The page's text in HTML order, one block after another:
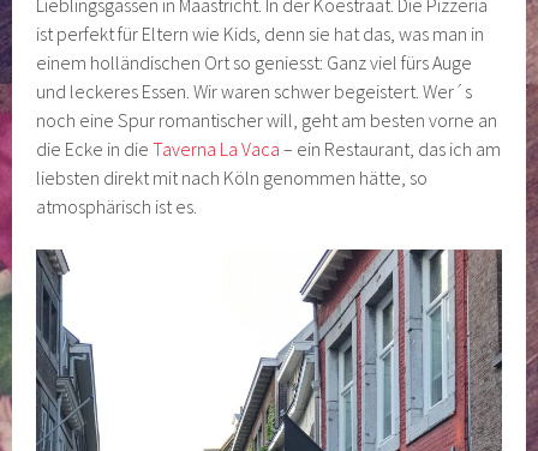
ist perfekt für Eltern wie Kids, denn sie hat das, was man in
einem holländischen Ort so geniesst: Ganz viel fürs Auge
und leckeres Essen. Wir waren schwer begeistert. Wer´s
noch eine Spur romantischer will, geht am besten vorne an
die Ecke in dieTaverna La Vaca – ein Restaurant, das ich am
liebsten direkt mit nach Köln genommen hätte, so
atmosphärisch ist es.